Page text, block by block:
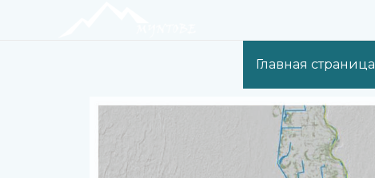
Главная страница